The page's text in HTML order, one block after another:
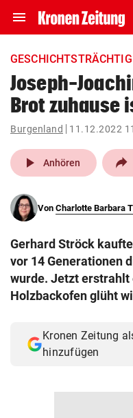
menu Navigation
ein-/ausklappen
account_circle Anmelden
pin_drop
Wien
search
eingeben
Muthgasse 2, 1190 Wien
GESCHICHTSTRÄCHTIG
Joseph-
Brot zuhause
Burgenland 11.12.2022
play_arrow Anhören
Von Charlotte Barbara
Gerhard Ströck
vor 14 Generationen
wurde. Jetzt erstrahlt
Holzbackofen glüht
Kronen Zeitung
hinzufügen